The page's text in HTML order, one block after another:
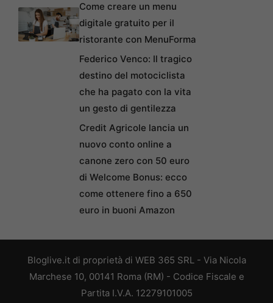
Come creare un menu
digitale gratuito per il
ristorante con MenuForma
Federico Venco: Il tragico
destino del motociclista
che ha pagato con la vita
un gesto di gentilezza
Credit Agricole lancia un
nuovo conto online a
canone zero con 50 euro
di Welcome Bonus: ecco
come ottenere fino a 650
euro in buoni Amazon
Bloglive.it di proprietà di WEB 365 SRL - Via Nicola
Marchese 10, 00141 Roma (RM) - Codice Fiscale e
Partita I.V.A. 12279101005